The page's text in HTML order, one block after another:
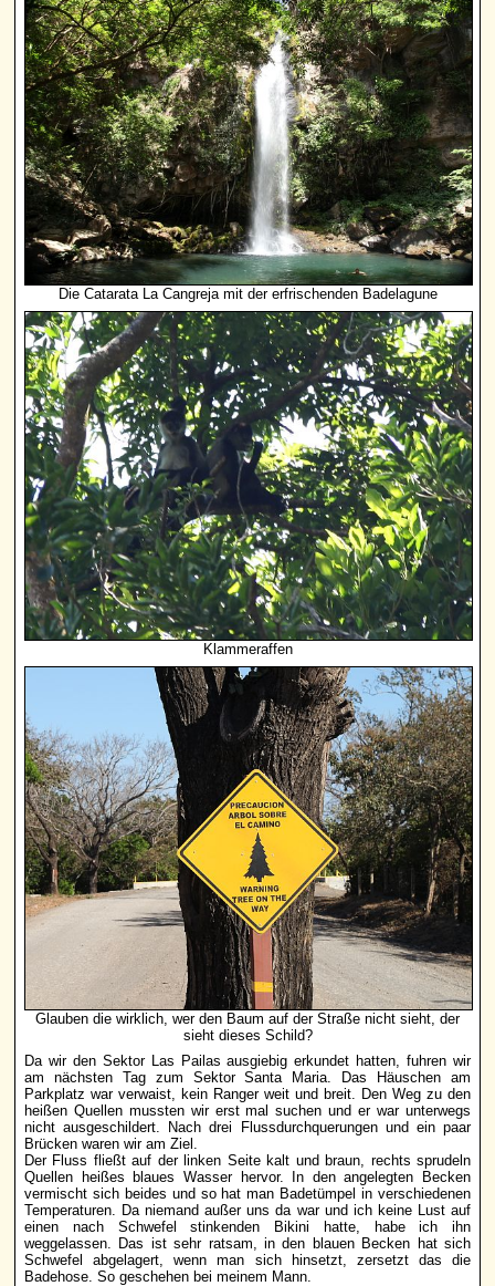
Die Catarata La Cangreja mit der erfrischenden Badelagune
Klammeraffen
Glauben die wirklich, wer den Baum auf der Straße nicht sieht, der
sieht dieses Schild?
Da wir den Sektor Las Pailas ausgiebig erkundet hatten, fuhren wir
am nächsten Tag zum Sektor Santa Maria. Das Häuschen am
Parkplatz war verwaist, kein Ranger weit und breit. Den Weg zu den
heißen Quellen mussten wir erst mal suchen und er war unterwegs
nicht ausgeschildert. Nach drei Flussdurchquerungen und ein paar
Brücken waren wir am Ziel.
Der Fluss fließt auf der linken Seite kalt und braun, rechts sprudeln
Quellen heißes blaues Wasser hervor. In den angelegten Becken
vermischt sich beides und so hat man Badetümpel in verschiedenen
Temperaturen. Da niemand außer uns da war und ich keine Lust auf
einen nach Schwefel stinkenden Bikini hatte, habe ich ihn
weggelassen. Das ist sehr ratsam, in den blauen Becken hat sich
Schwefel abgelagert, wenn man sich hinsetzt, zersetzt das die
Badehose. So geschehen bei meinem Mann.